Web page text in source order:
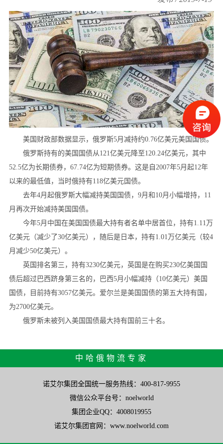
美国财政部数据显示，俄罗斯5月减持约0.76亿美元美国国债。
俄罗斯持有的美国国债从121亿美元降至120.24亿美元，其中
52.5亿为长期债券，67.74亿为短期债券。这是自2007年5月起12年
以来的最低值，当时俄持有118亿美元国债。
去年4月起俄罗斯大幅减持美国国债，9月和10月小幅增持，11
月再次开始减持美国国债。
今年5月中国在美国国债最大持有者名单中居首位，持有1.11万
亿美元（减少了30亿美元），随后是日本，持有1.01万亿美元（较4
月减少50亿美元）。
英国排名第三，持有3230亿美元，英国是在购买230亿美国国
债后超过巴西跻身第三名的，巴西5月小幅减持（10亿美元）美国
国债，目前持有3057亿美元。爱尔兰是美国国债的第五大持有国，
为2700亿美元。
俄罗斯未被列入美国国债最大持有国前三十名。
中哈俄物流专家
诺艾尔集团全国统一服务热线：400-817-9955
微信公众平台号：noelworld
集团企业QQ：4008019955
诺艾尔集团官网：www.noelworld.com